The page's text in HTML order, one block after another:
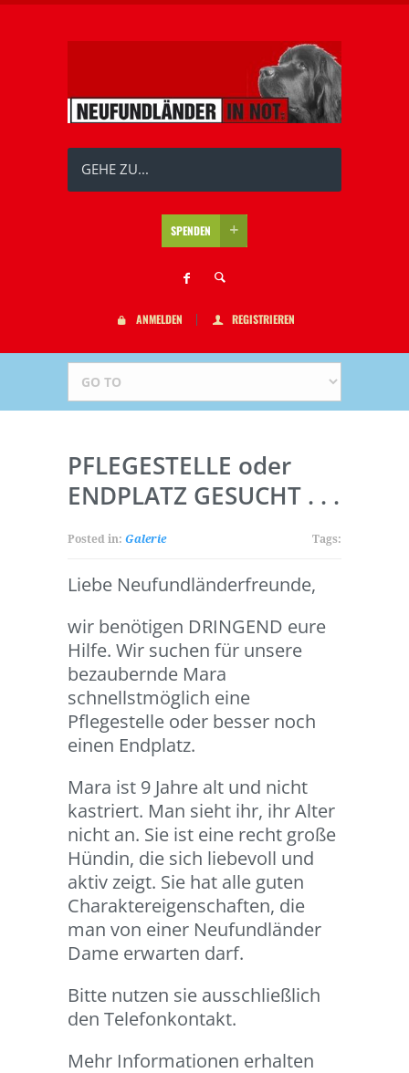
GEHE ZU...
SPENDEN
ANMELDEN REGISTRIEREN
PFLEGESTELLE oder
ENDPLATZ GESUCHT . . .
Posted in: Galerie Tags:
Liebe Neufundländerfreunde,
wir benötigen DRINGEND eure
Hilfe. Wir suchen für unsere
bezaubernde Mara
schnellstmöglich eine
Pflegestelle oder besser noch
einen Endplatz.
Mara ist 9 Jahre alt und nicht
kastriert. Man sieht ihr, ihr Alter
nicht an. Sie ist eine recht große
Hündin, die sich liebevoll und
aktiv zeigt. Sie hat alle guten
Charaktereigenschaften, die
man von einer Neufundländer
Dame erwarten darf.
Bitte nutzen sie ausschließlich
den Telefonkontakt.
Mehr Informationen erhalten